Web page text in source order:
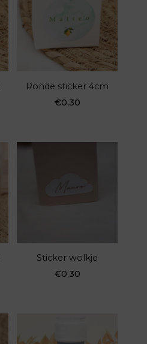
Ronde sticker 4cm
€0,30
Sticker wolkje
€0,30